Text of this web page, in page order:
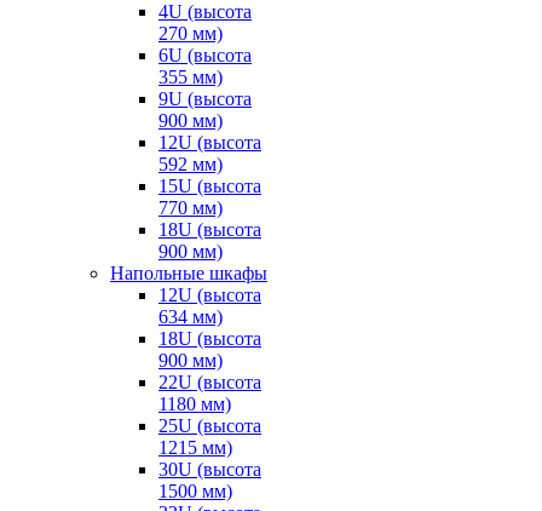
4U (высота
270 мм)
6U (высота
355 мм)
9U (высота
900 мм)
12U (высота
592 мм)
15U (высота
770 мм)
18U (высота
900 мм)
Напольные шкафы
12U (высота
634 мм)
18U (высота
900 мм)
22U (высота
1180 мм)
25U (высота
1215 мм)
30U (высота
1500 мм)